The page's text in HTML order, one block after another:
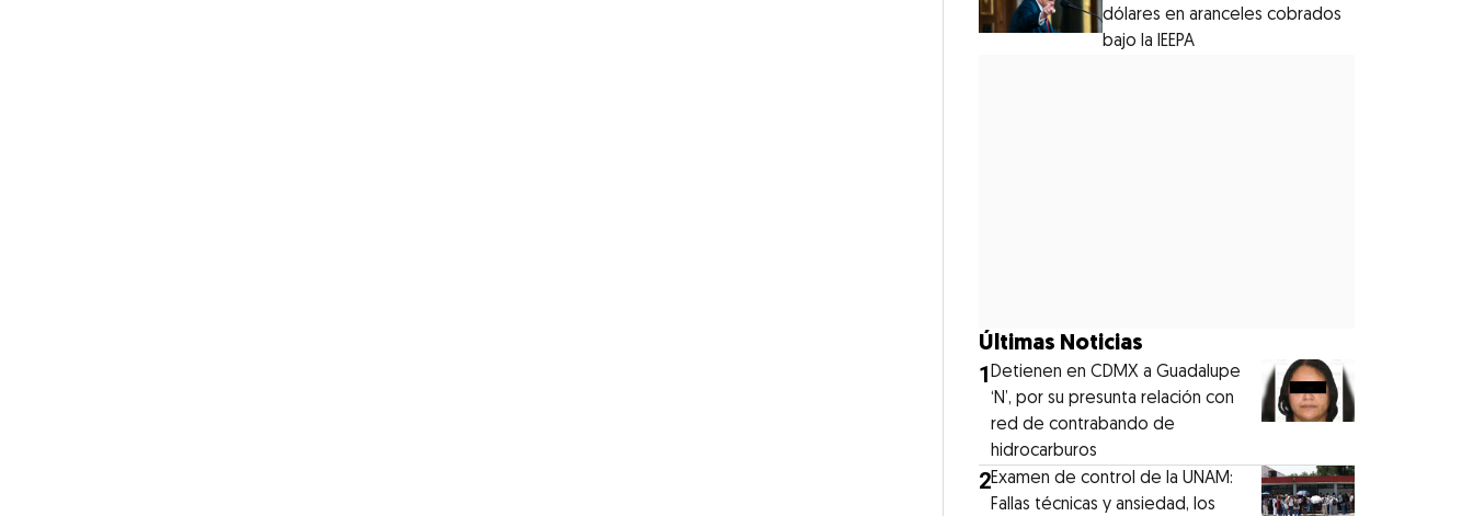
dólares en aranceles cobrados
bajo la IEEPA
Últimas Noticias
1Detienen en CDMX a Guadalupe
‘N’, por su presunta relación con
red de contrabando de
hidrocarburos
2Examen de control de la UNAM:
Fallas técnicas y ansiedad, los